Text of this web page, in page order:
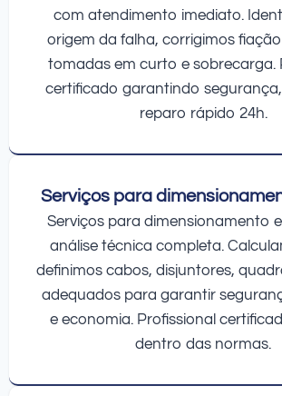
com atendimento imediato.
origem da falha, corrigimos
tomadas em curto e sobrecarga.
certificado garantindo
reparo rápido 24h.
Serviços para
Serviços para dimensionamento
análise técnica completa.
definimos cabos, disjuntores,
adequados para garantir
e economia. Profissional
dentro das normas.